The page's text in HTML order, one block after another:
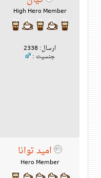
High Hero Member
ارسال: 2338
جنسیت :
امید توانا
Hero Member